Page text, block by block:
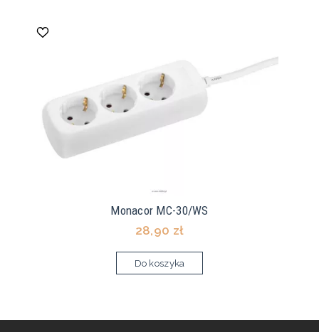
Monacor MC-30/WS
28,90 zł
Do koszyka